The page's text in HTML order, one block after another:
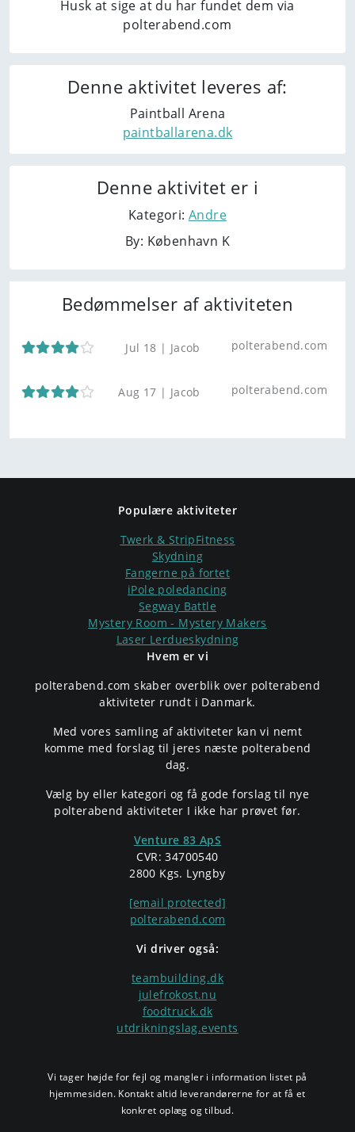
Husk at sige at du har fundet dem via
polterabend.com
Denne aktivitet leveres af:
Paintball Arena
paintballarena.dk
Denne aktivitet er i
Kategori: Andre
By: København K
Bedømmelser af aktiviteten
polterabend.com
Jul 18 | Jacob
polterabend.com
Aug 17 | Jacob
Populære aktiviteter
Twerk & StripFitness
Skydning
Fangerne på fortet
iPole poledancing
Segway Battle
Mystery Room - Mystery Makers
Laser Lerdueskydning
Hvem er vi
polterabend.com skaber overblik over polterabend
aktiviteter rundt i Danmark.
Med vores samling af aktiviteter kan vi nemt
komme med forslag til jeres næste polterabend
dag.
Vælg by eller kategori og få gode forslag til nye
polterabend aktiviteter I ikke har prøvet før.
Venture 83 ApS
CVR: 34700540
2800 Kgs. Lyngby
[email protected]
polterabend.com
Vi driver også:
teambuilding.dk
julefrokost.nu
foodtruck.dk
utdrikningslag.events
Vi tager højde for fejl og mangler i information listet på
hjemmesiden. Kontakt altid leverandørerne for at få et
konkret oplæg og tilbud.